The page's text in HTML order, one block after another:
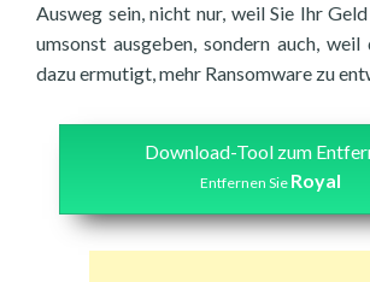
Ausweg sein, nicht nur, weil Sie Ihr
umsonst ausgeben, sondern auch,
dazu ermutigt, mehr Ransomware zu
Download-Tool zum
Entfernen Sie Royal